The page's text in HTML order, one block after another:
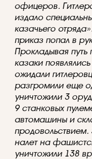
офицеров.
издало
казачьего
приказ попал в
Прокладывая путь
казаки
ожидали
разгромили еще
уничтожили 3
9 станковых
автомашины и
налет на
уничтожили 138